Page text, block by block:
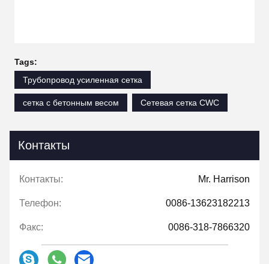
Tags:
Трубопровод усиленная сетка
сетка с бетонным весом Сетевая сетка CWC
Контакты
Контакты: Mr. Harrison
Телефон: 0086-13623182213
Факс: 0086-318-7866320